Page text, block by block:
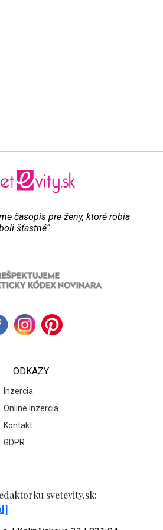
časopis pre ženy, ktoré robia
šťastné“
ODKAZY
Inzercia
Online inzercia
Kontakt
GDPR
svetevity.sk: